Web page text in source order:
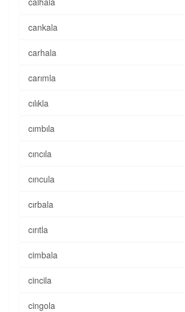
cankala
carhala
carımla
cılıkla
cımbıla
cıncıla
cıncula
cırbala
cırıtla
cimbala
cincila
cingola